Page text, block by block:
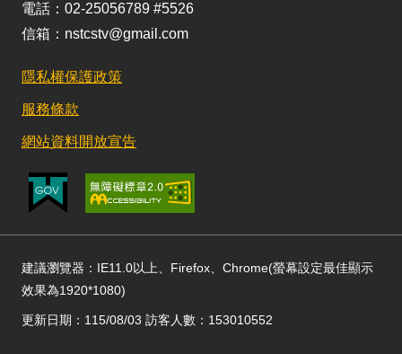
電話：02-25056789 #5526
信箱：nstcstv@gmail.com
隱私權保護政策
服務條款
網站資料開放宣告
建議瀏覽器：IE11.0以上、Firefox、Chrome(螢幕設定最佳顯示
效果為1920*1080)
更新日期：115/08/03 訪客人數：153010552